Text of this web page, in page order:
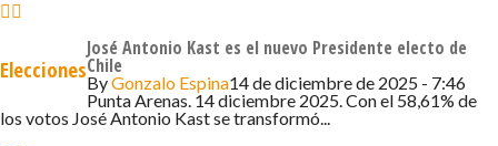
El proyecto será visto por la Sala una vez que la
Secretaría Técnica emita el respectivo informe.
Elecciones
José Antonio Kast es el nuevo Presidente electo de
Chile
ByGonzalo Espina14 de diciembre de 2025 - 7:46
Punta Arenas. 14 diciembre 2025. Con el 58,61% de
los votos José Antonio Kast se transformó...